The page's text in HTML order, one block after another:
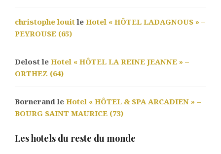
christophe louitle Hotel « HÔTEL LADAGNOUS » –
PEYROUSE (65)
Delost le Hotel « HÔTEL LA REINE JEANNE » –
ORTHEZ (64)
Bornerand le Hotel « HÔTEL & SPA ARCADIEN » –
BOURG SAINT MAURICE (73)
Les hotels du reste du monde